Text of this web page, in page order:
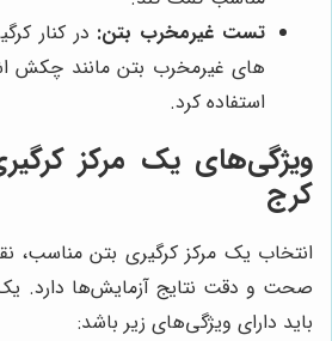
تست غیرمخرب بتن: در کنار
های غیرمخرب بتن مانند چکش
استفاده کرد.
ویژگی‌های یک مرکز
کرج
انتخاب یک مرکز کرگیری بتن مناسب،
صحت و دقت نتایج آزمایش‌ها دارد.
باید دارای ویژگی‌های زیر باشد: